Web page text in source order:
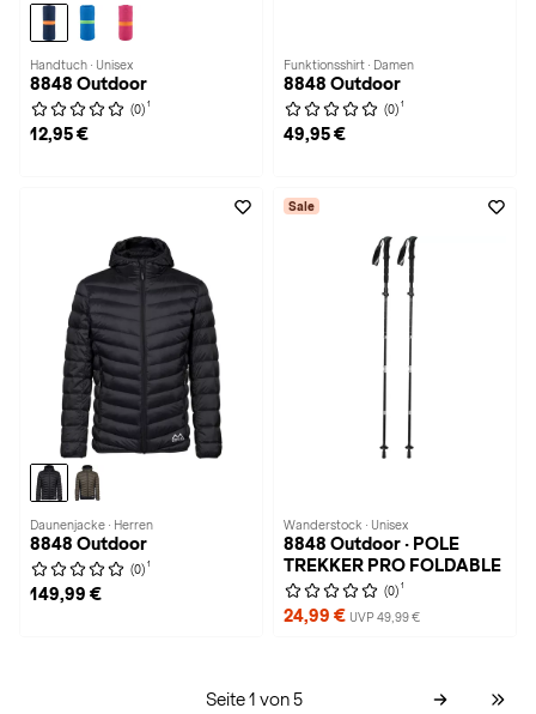
Handtuch · Unisex
8848 Outdoor
(0) 1
12,95 €
Funktionsshirt · Damen
8848 Outdoor
(0) 1
49,95 €
Daunenjacke · Herren
8848 Outdoor
(0) 1
149,99 €
Sale
Wanderstock · Unisex
8848 Outdoor · POLE
TREKKER PRO FOLDABLE
(0) 1
24,99 € UVP 49,99 €
Seite 1 von 5